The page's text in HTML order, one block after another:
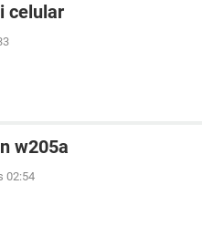
celular
w205a
02:54